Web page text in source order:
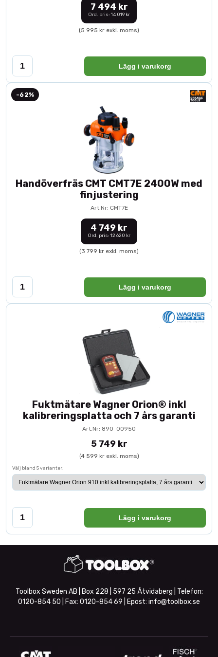
7 494 kr
Ord. pris: 14 019 kr
(5 995 kr exkl. moms)
Lägg i varukorg
-62%
Handöverfräs CMT CMT7E 2400W med
finjustering
Art.Nr: CMT7E
4 749 kr
Ord. pris: 12 620 kr
(3 799 kr exkl. moms)
Lägg i varukorg
Fuktmätare Wagner Orion® inkl
kalibreringsplatta och 7 års garanti
Art.Nr: 890-00950
5 749 kr
(4 599 kr exkl. moms)
Välj bland 5 varianter:
Lägg i varukorg
Toolbox Sweden AB | Box 228 | 597 25 Åtvidaberg | Telefon:
0120-854 50 | Fax: 0120-854 69 | Epost: info@toolbox.se